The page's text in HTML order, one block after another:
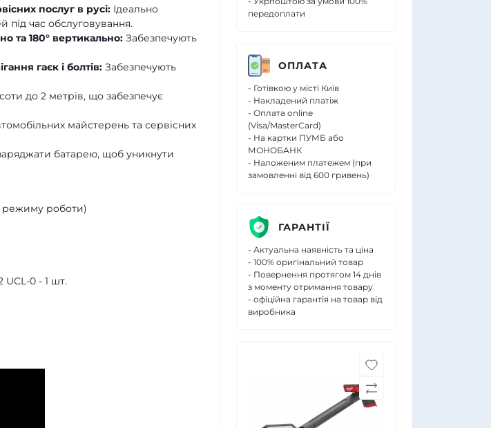
послуг в русі: Ідеально
під час обслуговування.
та 180° вертикально: Забезпечують
гаєк і болтів: Забезпечують
до 2 метрів, що забезпечує
майстерень та сервісних
батарею, щоб уникнути
режиму роботи)
UCL-0 - 1 шт.
передоплати
ОПЛАТА
- Готівкою у місті Київ
- Накладений платіж
- Оплата online
(Visa/MasterCard)
- На картки ПУМБ або
МОНОБАНК
- Наложеним платежем (при
замовленні від 600 гривень)
ГАРАНТІЇ
- Актуальна наявність та ціна
- 100% оригінальний товар
- Повернення протягом 14 днів
з моменту отримання товару
- офіційна гарантія на товар від
виробника